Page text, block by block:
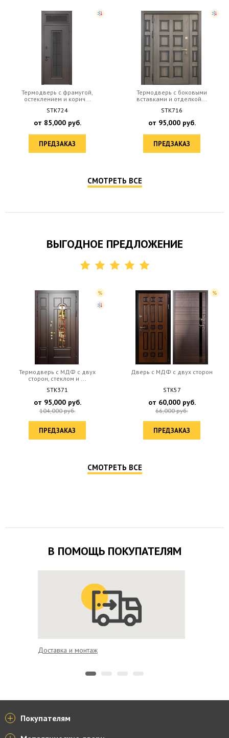
Термодверь с фрамугой,
остеклением и корич...
STK724
от 85,000руб.
ПРЕДЗАКАЗ
Термодверь с боковыми
вставками и отделкой...
STK716
от 95,000руб.
ПРЕДЗАКАЗ
СМОТРЕТЬ ВСЕ
ВЫГОДНОЕ ПРЕДЛОЖЕНИЕ
Термодверь с МДФ с двух
сторон, стеклом и ...
STK371
от 95,000руб.
104,000руб.
ПРЕДЗАКАЗ
Дверь c МДФ с двух сторон
STK57
от 60,000руб.
66,000руб.
ПРЕДЗАКАЗ
СМОТРЕТЬ ВСЕ
В ПОМОЩЬ ПОКУПАТЕЛЯМ
Доставка и монтаж
Покупателям